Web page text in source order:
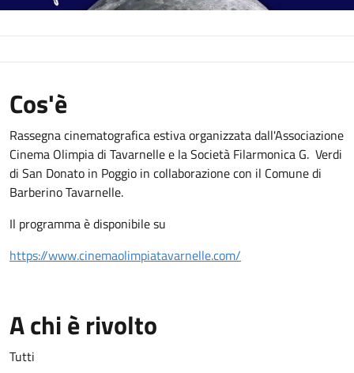
Cos'è
Rassegna cinematografica estiva organizzata dall'Associazione
Cinema Olimpia di Tavarnelle e la Società Filarmonica G. Verdi
di San Donato in Poggio in collaborazione con il Comune di
Barberino Tavarnelle.
Il programma è disponibile su
https://www.cinemaolimpiatavarnelle.com/
A chi è rivolto
Tutti